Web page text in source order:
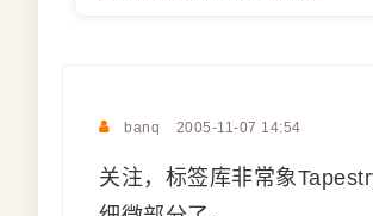
banq 2005-11-07 14:54
关注，标签库非常象